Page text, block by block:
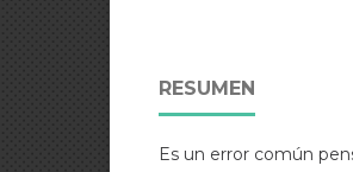
RESUMEN
Es un error común